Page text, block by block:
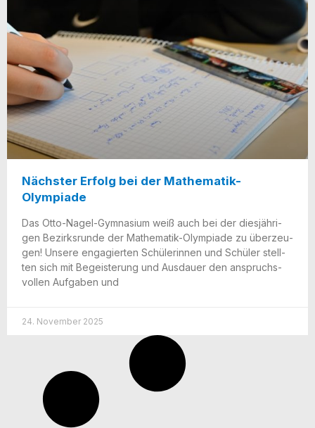
Nächster Erfolg bei der Mathematik-
Olympiade
Das Otto-Nagel-Gym­na­­si­um weiß auch bei der dies­jäh­ri­
gen Bezirks­run­de der Mathe­­ma­­tik-Olym­­pia­­­de zu über­zeu­
gen! Unse­re enga­gier­ten Schü­le­rin­nen und Schü­ler stell­
ten sich mit Begeis­te­rung und Aus­dau­er den anspruchs­
vol­len Auf­ga­ben und
24. November 2025